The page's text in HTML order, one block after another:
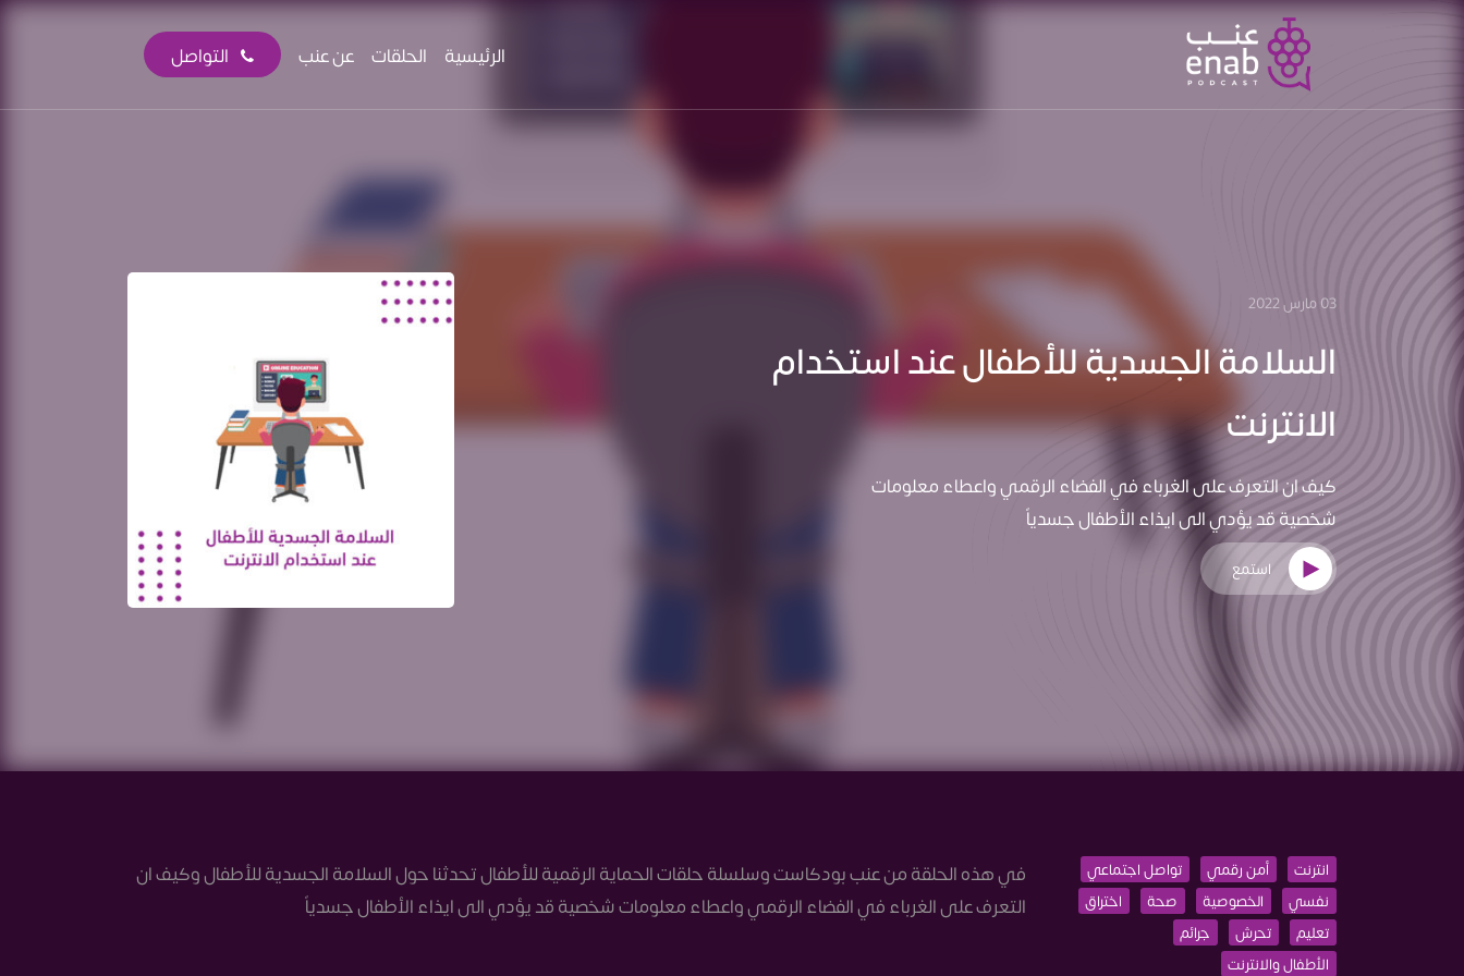
الرئيسية الحلقات عن عنب التواصل
03 مارس 2022
السلامة الجسدية للأطفال عند استخدام
الانترنت
كيف ان التعرف على الغرباء في الفضاء الرقمي واعطاء معلومات
شخصية قد يؤدي الى ايذاء الأطفال جسدياً
استمع
انترنت أمن رقمي
تواصل اجتماعي
نفسي
الخصوصية صحة
اختراق
تعليم
تحرش
جرائم
الأطفال والانترنت
في هذه الحلقة من عنب بودكاست وسلسلة حلقات الحماية الرقمية للأطفال تحدثنا حول السلامة الجسدية للأطفال وكيف ان
التعرف على الغرباء في الفضاء الرقمي واعطاء معلومات شخصية قد يؤدي الى ايذاء الأطفال جسدياً